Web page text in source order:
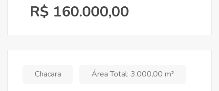
R$ 160.000,00
Chacara Área Total: 3.000,00 m²